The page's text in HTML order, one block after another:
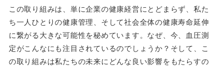
この取り組みは、単に企業の健康経営にとどまらず、私た
ち一人ひとりの健康管理、そして社会全体の健康寿命延伸
に繋がる大きな可能性を秘めています。なぜ、今、血圧測
定がこんなにも注目されているのでしょうか？そして、こ
の取り組みは私たちの未来にどんな良い影響をもたらすの